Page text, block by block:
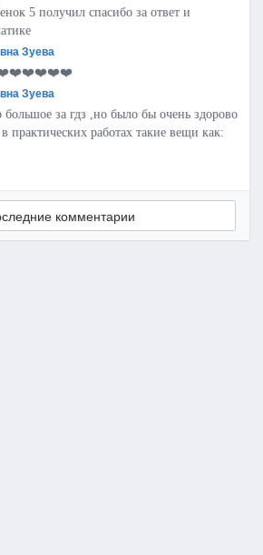
5 получил спасибо за ответ и
Зуева
Зуева
большое за гдз ,но было бы очень здорово
практических работах такие вещи как:
комментарии